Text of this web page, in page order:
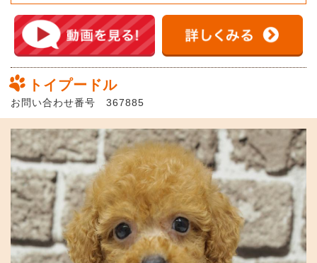
トイプードル
お問い合わせ番号 367885